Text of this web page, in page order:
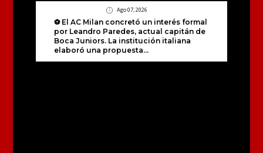
Ago 07, 2026
⚽ El AC Milan concretó un interés formal
por Leandro Paredes, actual capitán de
Boca Juniors. La institución italiana
elaboró una propuesta...